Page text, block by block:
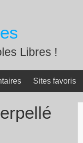
Libres !
Sites favoris